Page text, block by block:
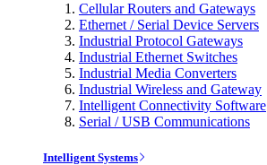
Cellular Routers and Gateways
Ethernet / Serial Device Servers
Industrial Protocol Gateways
Industrial Ethernet Switches
Industrial Media Converters
Industrial Wireless and Gateway
Intelligent Connectivity Software
Serial / USB Communications
Intelligent Systems